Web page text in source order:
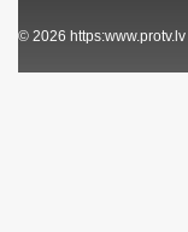
© 2026 https:www.protv.lv